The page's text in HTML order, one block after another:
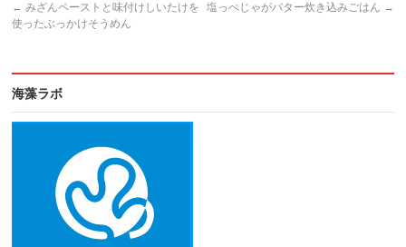
← みざんペーストと味付けしいたけを
使ったぶっかけそうめん
塩っぺじゃがバター炊き込みごはん →
海藻ラボ